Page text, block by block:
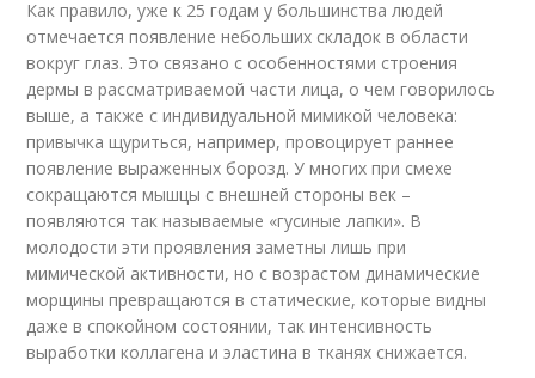
Как правило, уже к 25 годам у большинства людей
отмечается появление небольших складок в области
вокруг глаз. Это связано с особенностями строения
дермы в рассматриваемой части лица, о чем говорилось
выше, а также с индивидуальной мимикой человека:
привычка щуриться, например, провоцирует раннее
появление выраженных борозд. У многих при смехе
сокращаются мышцы с внешней стороны век –
появляются так называемые «гусиные лапки». В
молодости эти проявления заметны лишь при
мимической активности, но с возрастом динамические
морщины превращаются в статические, которые видны
даже в спокойном состоянии, так интенсивность
выработки коллагена и эластина в тканях снижается.